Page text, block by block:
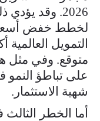
2026. وقد
لخطط خفض
التمويل
متوقع. وفي مثل
على تباطؤ
شهية الاستثمار.
أما الخطر